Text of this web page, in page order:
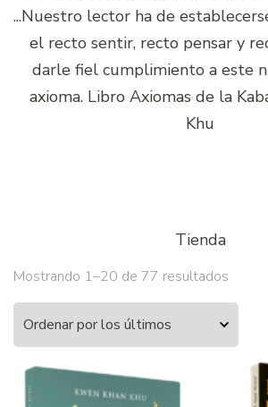
...Nuestro lector ha de
el recto sentir, recto pensar y
darle fiel cumplimiento a este
axioma. Libro Axiomas de la
Khu
Tienda
Mostrando 1–20 de 77 resultados